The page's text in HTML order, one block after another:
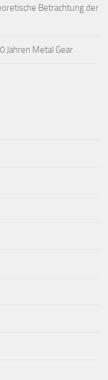
Betrachtung der
Jahren Metal Gear